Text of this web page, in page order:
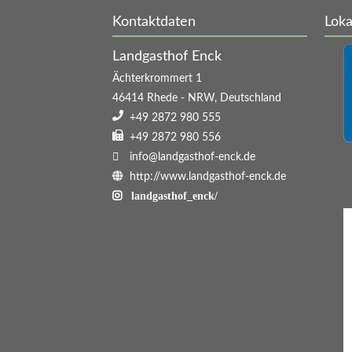
Kontaktdaten
Landgasthof Enck
Ächterkrommert 1
46414 Rhede- NRW, Deutschland
+49 2872 980 555
+49 2872 980 556
info@landgasthof-enck.de
http://www.landgasthof-enck.de
landgasthof_enck/